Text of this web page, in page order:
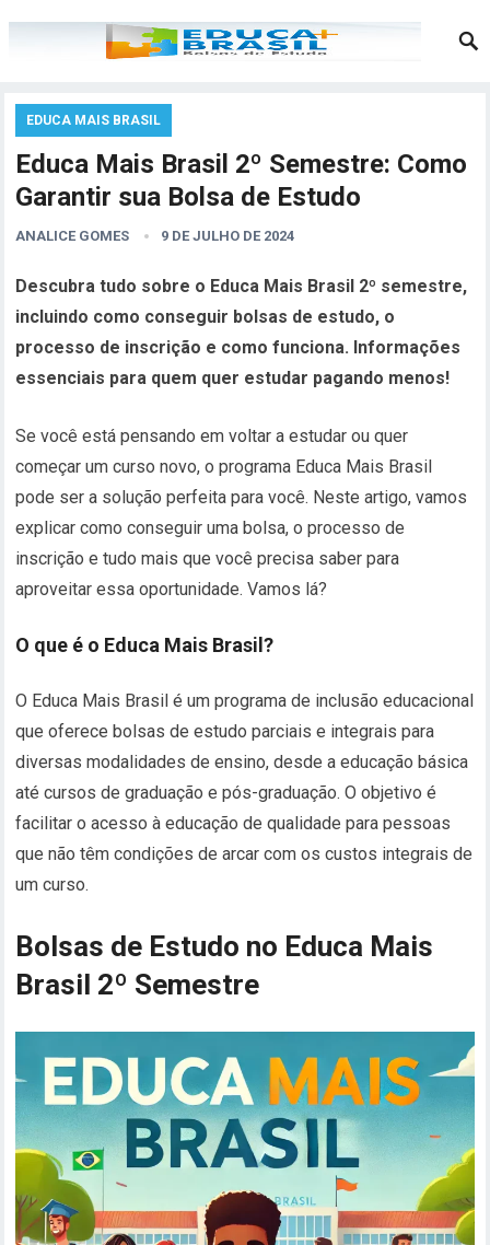
EDUCA MAIS BRASIL
Educa Mais Brasil 2º Semestre: Como
Garantir sua Bolsa de Estudo
ANALICE GOMES 9 DE JULHO DE 2024
Descubra tudo sobre o Educa Mais Brasil 2º semestre,
incluindo como conseguir bolsas de estudo, o
processo de inscrição e como funciona. Informações
essenciais para quem quer estudar pagando menos!
Se você está pensando em voltar a estudar ou quer
começar um curso novo, o programa Educa Mais Brasil
pode ser a solução perfeita para você. Neste artigo, vamos
explicar como conseguir uma bolsa, o processo de
inscrição e tudo mais que você precisa saber para
aproveitar essa oportunidade. Vamos lá?
O que é o Educa Mais Brasil?
O Educa Mais Brasil é um programa de inclusão educacional
que oferece bolsas de estudo parciais e integrais para
diversas modalidades de ensino, desde a educação básica
até cursos de graduação e pós-graduação. O objetivo é
facilitar o acesso à educação de qualidade para pessoas
que não têm condições de arcar com os custos integrais de
um curso.
Bolsas de Estudo no Educa Mais
Brasil 2º Semestre